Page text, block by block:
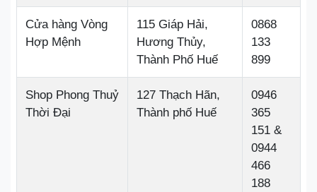
Cửa hàng Vòng
Hợp Mệnh
115 Giáp Hải,
Hương Thủy,
Thành Phố Huế
0868
133
899
Shop Phong Thuỷ
Thời Đại
127 Thạch Hãn,
Thành phố Huế
0946
365
151 &
0944
466
188